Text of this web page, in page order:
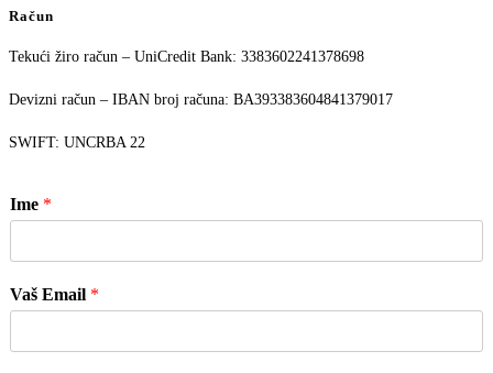
Račun
Tekući žiro račun – UniCredit Bank: 3383602241378698
Devizni račun – IBAN broj računa: BA393383604841379017
SWIFT: UNCRBA 22
Ime *
Vaš Email *